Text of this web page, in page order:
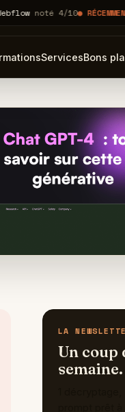
4/10● RÉCEMMENT MIS À
ServicesBons
LA
Un coup
semaine.